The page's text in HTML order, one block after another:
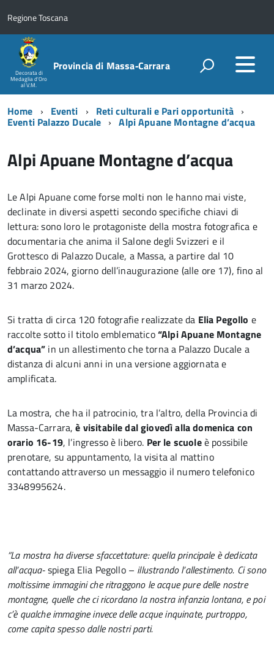
Regione Toscana
Decorata di
Medaglia d'Oro
al V.M.
Provincia di Massa‑Carrara
Home Eventi Reti culturali e Pari opportunità
Eventi Palazzo Ducale Alpi Apuane Montagne d’acqua
Alpi Apuane Montagne d’acqua
Le Alpi Apuane come forse molti non le hanno mai viste,
declinate in diversi aspetti secondo specifiche chiavi di
lettura: sono loro le protagoniste della mostra fotografica e
documentaria che anima il Salone degli Svizzeri e il
Grottesco di Palazzo Ducale, a Massa, a partire dal 10
febbraio 2024, giorno dell’inaugurazione (alle ore 17), fino al
31 marzo 2024.
Si tratta di circa 120 fotografie realizzate da Elia Pegollo e
raccolte sotto il titolo emblematico“Alpi Apuane Montagne
d’acqua” in un allestimento che torna a Palazzo Ducale a
distanza di alcuni anni in una versione aggiornata e
amplificata.
La mostra, che ha il patrocinio, tra l’altro, della Provincia di
Massa-Carrara,è visitabile dal giovedì alla domenica con
orario 16-19, l’ingresso è libero. Per le scuoleè possibile
prenotare, su appuntamento, la visita al mattino
contattando attraverso un messaggio il numero telefonico
3348995624.
“La mostra ha diverse sfaccettature: quella principale è dedicata
all’acqua-spiega Elia Pegollo – illustrando l’allestimento. Ci sono
moltissime immagini che ritraggono le acque pure delle nostre
montagne, quelle che ci ricordano la nostra infanzia lontana, e poi
c’è qualche immagine invece delle acque inquinate, purtroppo,
come capita spesso dalle nostri parti.